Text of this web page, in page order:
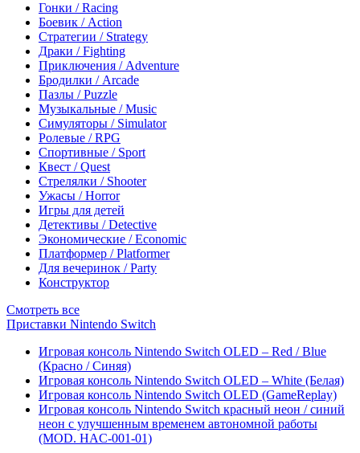
Гонки / Racing
Боевик / Action
Стратегии / Strategy
Драки / Fighting
Приключения / Adventure
Бродилки / Arcade
Пазлы / Puzzle
Музыкальные / Music
Симуляторы / Simulator
Ролевые / RPG
Спортивные / Sport
Квест / Quest
Стрелялки / Shooter
Ужасы / Horror
Игры для детей
Детективы / Detective
Экономические / Economic
Платформер / Platformer
Для вечеринок / Party
Конструктор
Смотреть все
Приставки Nintendo Switch
Игровая консоль Nintendo Switch OLED – Red / Blue
(Красно / Синяя)
Игровая консоль Nintendo Switch OLED – White (Белая)
Игровая консоль Nintendo Switch OLED (GameReplay)
Игровая консоль Nintendo Switch красный неон / синий
неон с улучшенным временем автономной работы
(MOD. HAC-001-01)